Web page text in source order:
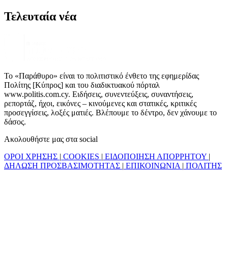
Τελευταία νέα
Το «Παράθυρο» είναι το πολιτιστικό ένθετο της εφημερίδας
Πολίτης [Κύπρος] και του διαδικτυακού πόρταλ
www.politis.com.cy. Ειδήσεις, συνεντεύξεις, συναντήσεις,
ρεπορτάζ, ήχοι, εικόνες – κινούμενες και στατικές, κριτικές
προσεγγίσεις, λοξές ματιές. Βλέπουμε το δέντρο, δεν χάνουμε το
δάσος.
Ακολουθήστε μας στα social
ΟΡΟΙ ΧΡΗΣΗΣ | COOKIES | ΕΙΔΟΠΟΙΗΣΗ ΑΠΟΡΡΗΤΟΥ |
ΔΗΛΩΣΗ ΠΡΟΣΒΑΣΙΜΟΤΗΤΑΣ | ΕΠΙΚΟΙΝΩΝΙΑ | ΠΟΛΙΤΗΣ